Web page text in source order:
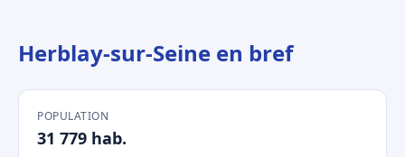
Herblay-sur-Seine en bref
POPULATION
31 779 hab.